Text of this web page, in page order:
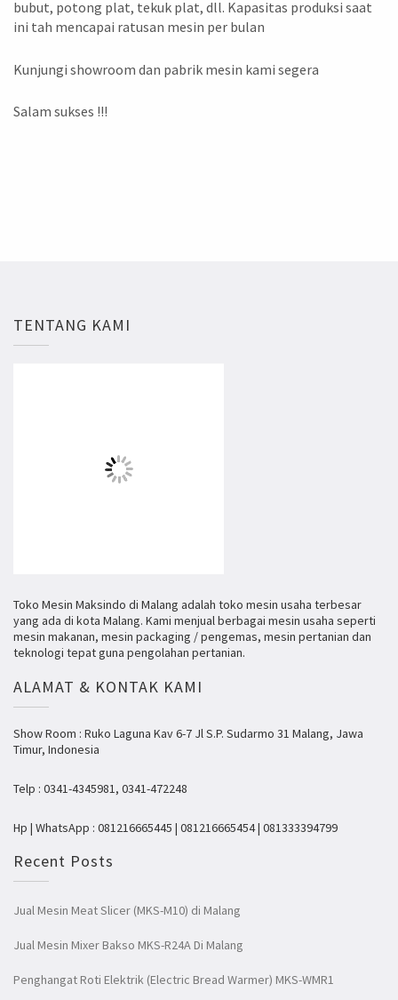
bubut, potong plat, tekuk plat, dll. Kapasitas produksi saat
ini tah mencapai ratusan mesin per bulan
Kunjungi showroom dan pabrik mesin kami segera
Salam sukses !!!
TENTANG KAMI
Toko Mesin Maksindo di Malang adalah toko mesin usaha terbesar
yang ada di kota Malang. Kami menjual berbagai mesin usaha seperti
mesin makanan, mesin packaging / pengemas, mesin pertanian dan
teknologi tepat guna pengolahan pertanian.
ALAMAT & KONTAK KAMI
Show Room : Ruko Laguna Kav 6-7 Jl S.P. Sudarmo 31 Malang, Jawa
Timur, Indonesia
Telp : 0341-4345981, 0341-472248
Hp | WhatsApp : 081216665445 | 081216665454 | 081333394799
Recent Posts
Jual Mesin Meat Slicer (MKS-M10) di Malang
Jual Mesin Mixer Bakso MKS-R24A Di Malang
Penghangat Roti Elektrik (Electric Bread Warmer) MKS-WMR1